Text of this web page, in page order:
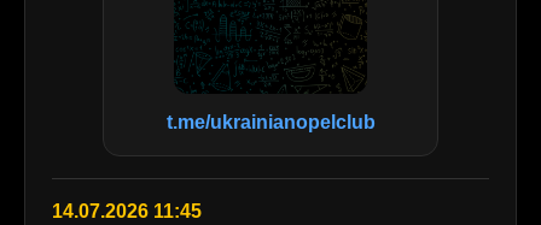
t.me/ukrainianopelclub
14.07.2026 11:45